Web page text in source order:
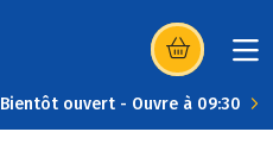
(s’ouvre dans
Bientôt ouvert - Ouvre à 09:30